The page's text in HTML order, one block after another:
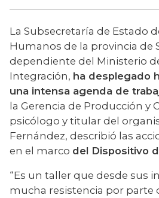
La Subsecretaría de Estado
Humanos de la provincia de
dependiente del Ministerio
Integración, ha desplegado
una intensa agenda de
la Gerencia de Producción y
psicólogo y titular del
Fernández, describió las
en el marco del Dispositivo
“Es un taller que desde sus
mucha resistencia por parte